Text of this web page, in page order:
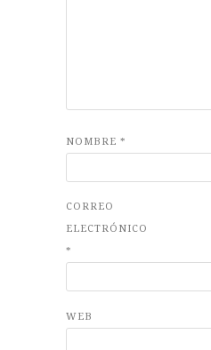
NOMBRE *
CORREO
ELECTRÓNICO
*
WEB